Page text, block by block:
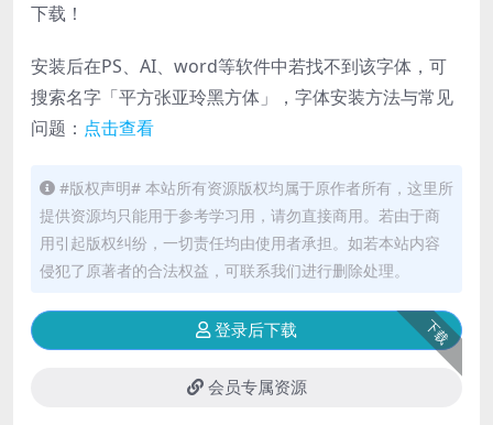
下载！
安装后在PS、AI、word等软件中若找不到该字体，可
搜索名字「平方张亚玲黑方体」，字体安装方法与常见
问题： 点击查看
#版权声明# 本站所有资源版权均属于原作者所有，这里所
提供资源均只能用于参考学习用，请勿直接商用。若由于商
用引起版权纠纷，一切责任均由使用者承担。如若本站内容
侵犯了原著者的合法权益，可联系我们进行删除处理。
下载
登录后下载
会员专属资源